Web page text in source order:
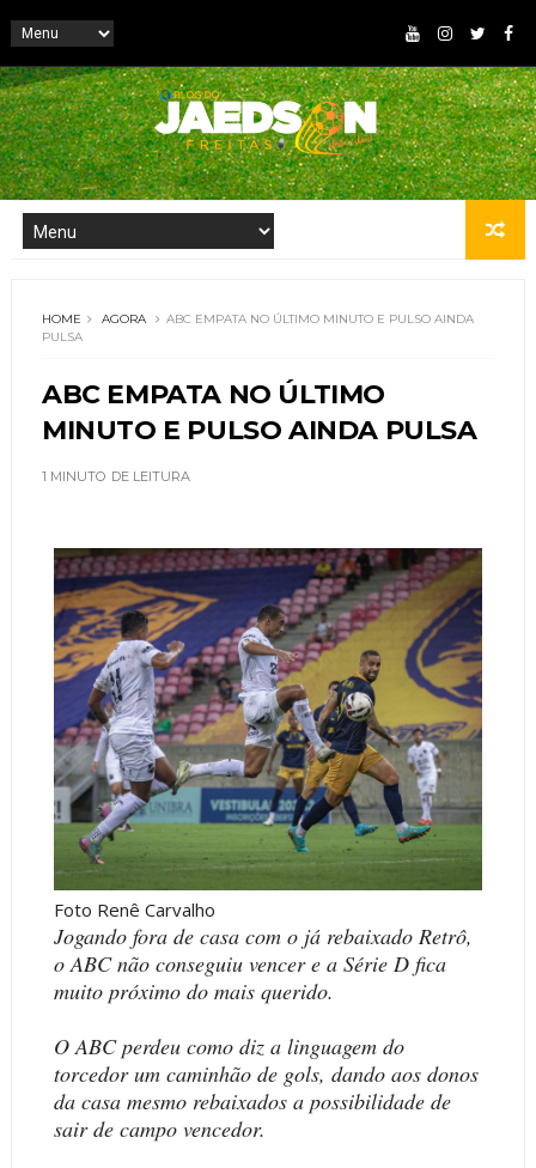
HOME AGORA
ABC EMPATA NO ÚLTIMO MINUTO E PULSO AINDA
PULSA
ABC EMPATA NO ÚLTIMO
MINUTO E PULSO AINDA PULSA
1 MINUTO DE LEITURA
Foto Renê Carvalho
Jogando fora de casa com o já rebaixado Retrô,
o ABC não conseguiu vencer e a Série D fica
muito próximo do mais querido.
O ABC perdeu como diz a linguagem do
torcedor um caminhão de gols, dando aos donos
da casa mesmo rebaixados a possibilidade de
sair de campo vencedor.